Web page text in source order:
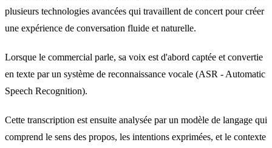
plusieurs technologies avancées qui travaillent de concert pour créer
une expérience de conversation fluide et naturelle.
Lorsque le commercial parle, sa voix est d'abord captée et convertie
en texte par un système de reconnaissance vocale (ASR - Automatic
Speech Recognition).
Cette transcription est ensuite analysée par un modèle de langage qui
comprend le sens des propos, les intentions exprimées, et le contexte